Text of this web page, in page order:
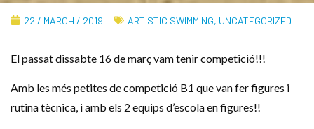
22 / MARCH / 2019 ARTISTIC SWIMMING, UNCATEGORIZED
El passat dissabte 16 de març vam tenir competició!!!
Amb les més petites de competició B1 que van fer figures i
rutina tècnica, i amb els 2 equips d’escola en figures!!